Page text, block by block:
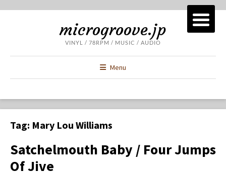
microgroove.jp
VINYL / 78RPM / MUSIC / AUDIO
Menu
Tag: Mary Lou Williams
Satchelmouth Baby / Four Jumps
Of Jive